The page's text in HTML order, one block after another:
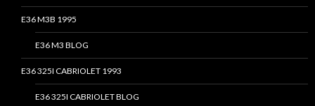
E36 M3B 1995
E36 M3 BLOG
E36 325I CABRIOLET 1993
E36 325I CABRIOLET BLOG